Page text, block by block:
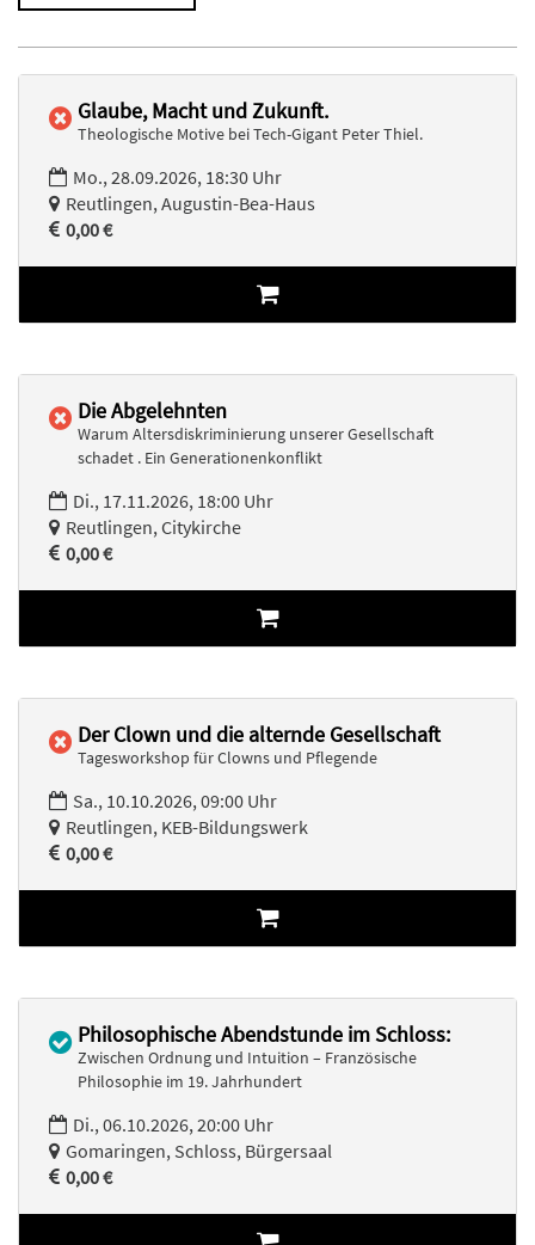
Glaube, Macht und Zukunft.
Theologische Motive bei Tech-Gigant Peter Thiel.
Mo., 28.09.2026, 18:30 Uhr
Reutlingen, Augustin-Bea-Haus
0,00 €
Die Abgelehnten
Warum Altersdiskriminierung unserer Gesellschaft
schadet . Ein Generationenkonflikt
Di., 17.11.2026, 18:00 Uhr
Reutlingen, Citykirche
0,00 €
Der Clown und die alternde Gesellschaft
Tagesworkshop für Clowns und Pflegende
Sa., 10.10.2026, 09:00 Uhr
Reutlingen, KEB-Bildungswerk
0,00 €
Philosophische Abendstunde im Schloss:
Zwischen Ordnung und Intuition – Französische
Philosophie im 19. Jahrhundert
Di., 06.10.2026, 20:00 Uhr
Gomaringen, Schloss, Bürgersaal
0,00 €